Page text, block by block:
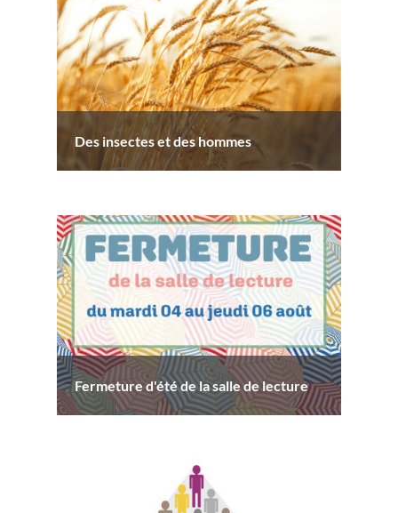
Des insectes et des hommes
Fermeture d'été de la salle de lecture